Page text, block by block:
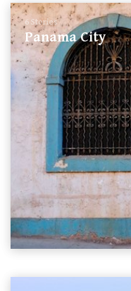
6 Stories
Panama City